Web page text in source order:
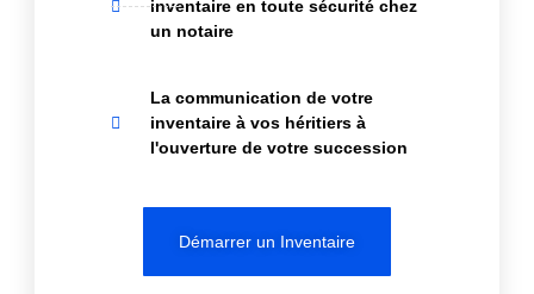
inventaire en toute sécurité chez
un notaire
La communication de votre
inventaire à vos héritiers à
l'ouverture de votre succession
Démarrer un Inventaire